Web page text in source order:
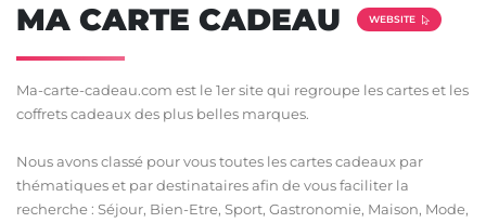
MA CARTE CADEAU WEBSITE
Ma‑carte‑cadeau.com est le 1er site qui regroupe les cartes et les
coffrets cadeaux des plus belles marques.
Nous avons classé pour vous toutes les cartes cadeaux par
thématiques et par destinataires afin de vous faciliter la
recherche : Séjour, Bien-Etre, Sport, Gastronomie, Maison, Mode,